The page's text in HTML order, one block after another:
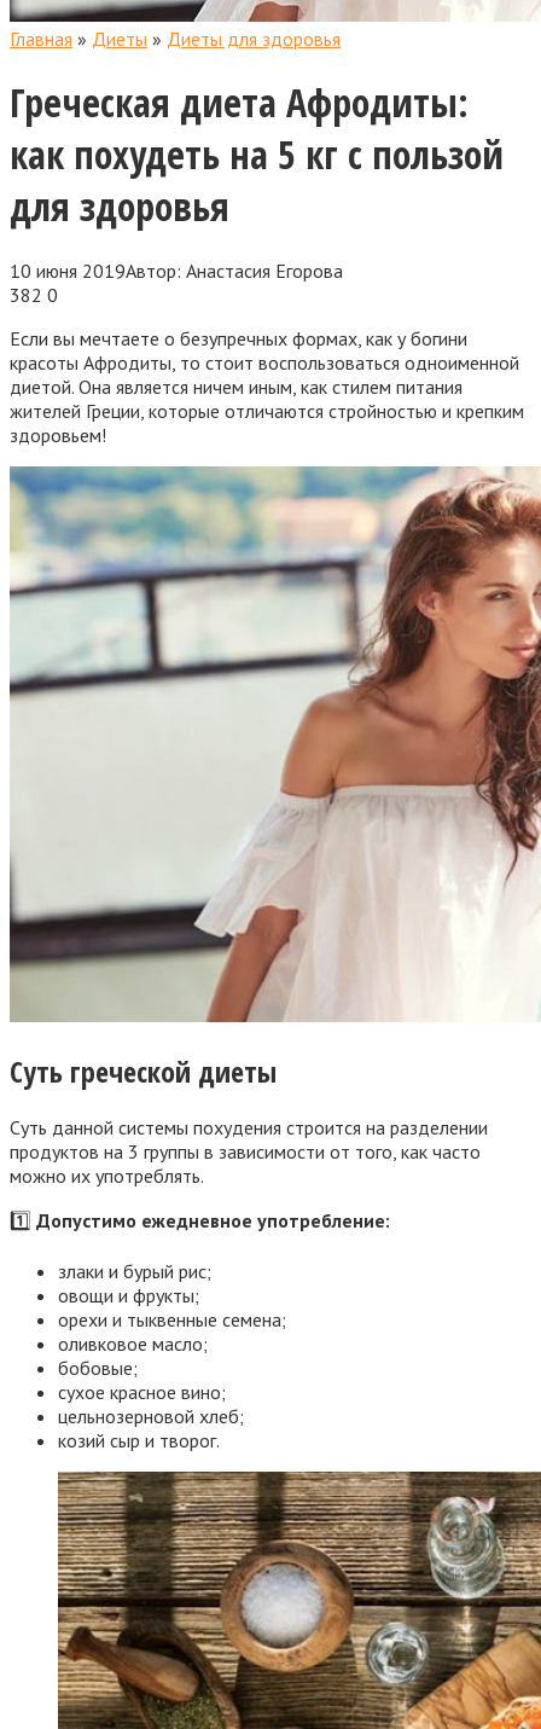
Главная » Диеты » Диеты для здоровья
Греческая диета Афродиты:
как похудеть на 5 кг с пользой
для здоровья
10 июня 2019Автор: Анастасия Егорова
382 0
Если вы мечтаете о безупречных формах, как у богини
красоты Афродиты, то стоит воспользоваться одноименной
диетой. Она является ничем иным, как стилем питания
жителей Греции, которые отличаются стройностью и крепким
здоровьем!
Суть греческой диеты
Суть данной системы похудения строится на разделении
продуктов на 3 группы в зависимости от того, как часто
можно их употреблять.
1️⃣ Допустимо ежедневное употребление:
злаки и бурый рис;
овощи и фрукты;
орехи и тыквенные семена;
оливковое масло;
бобовые;
сухое красное вино;
цельнозерновой хлеб;
козий сыр и творог.